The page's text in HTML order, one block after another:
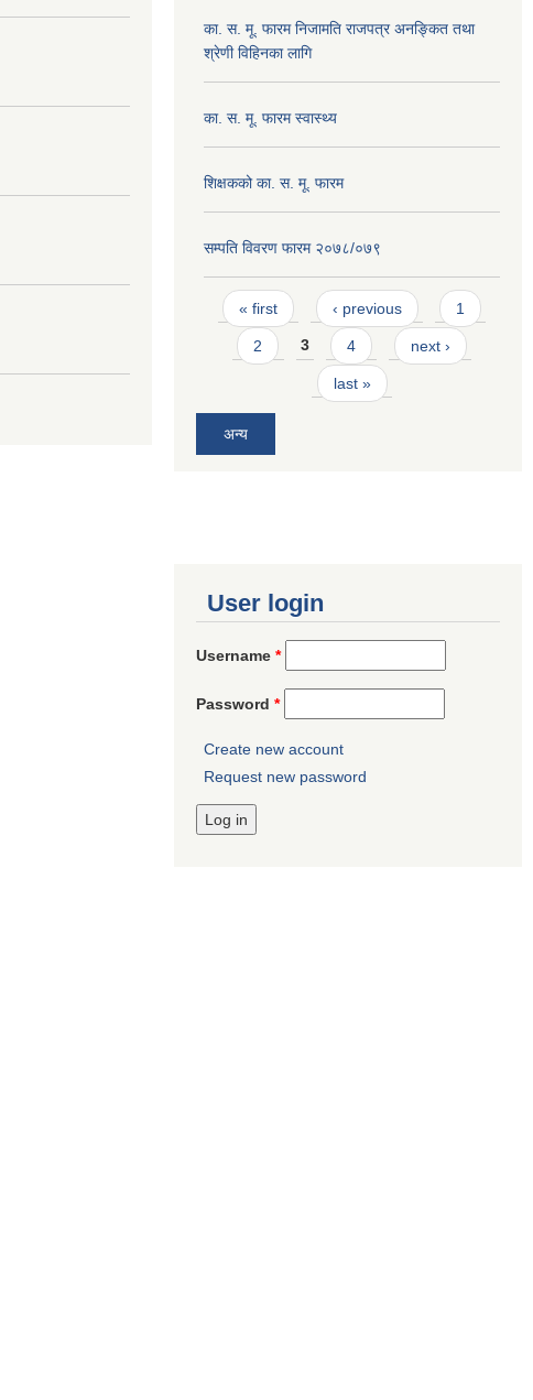
का. स. मू. फारम निजामति राजपत्र अनङ्कित तथा
श्रेणी विहिनका लागि
का. स. मू. फारम स्वास्थ्य
शिक्षकको का. स. मू. फारम
सम्पति विवरण फारम २०७८/०७९
Pages
« first ‹ previous 1
2 3 4 next ›
last »
अन्य
User login
Username *
Password *
Create new account
Request new password